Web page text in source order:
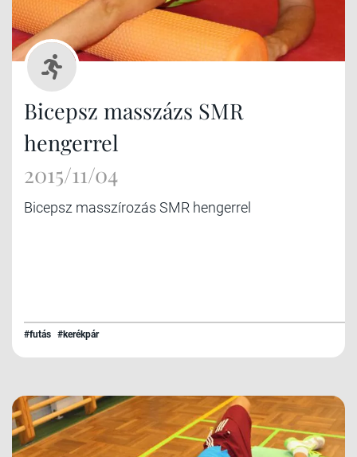
Bicepsz masszázs SMR
hengerrel
2015/11/04
Bicepsz masszírozás SMR hengerrel
#futás #kerékpár